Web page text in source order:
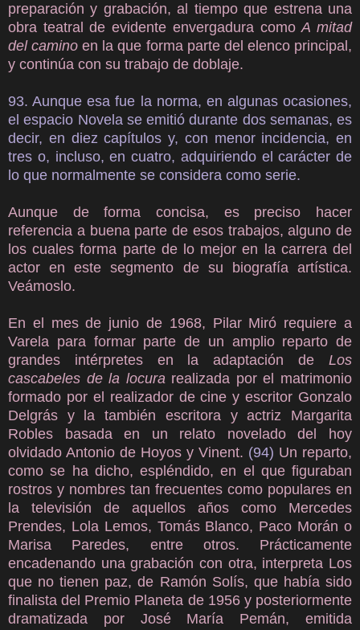
preparación y grabación, al tiempo que estrena una
obra teatral de evidente envergadura comoA mitad
del camino en la que forma parte del elenco principal,
y continúa con su trabajo de doblaje.
93. Aunque esa fue la norma, en algunas ocasiones,
el espacio Novela se emitió durante dos semanas, es
decir, en diez capítulos y, con menor incidencia, en
tres o, incluso, en cuatro, adquiriendo el carácter de
lo que normalmente se considera como serie.
Aunque de forma concisa, es preciso hacer
referencia a buena parte de esos trabajos, alguno de
los cuales forma parte de lo mejor en la carrera del
actor en este segmento de su biografía artística.
Veámoslo.
En el mes de junio de 1968, Pilar Miró requiere a
Varela para formar parte de un amplio reparto de
grandes intérpretes en la adaptación de Los
cascabeles de la locurarealizada por el matrimonio
formado por el realizador de cine y escritor Gonzalo
Delgrás y la también escritora y actriz Margarita
Robles basada en un relato novelado del hoy
olvidado Antonio de Hoyos y Vinent. (94) Un reparto,
como se ha dicho, espléndido, en el que figuraban
rostros y nombres tan frecuentes como populares en
la televisión de aquellos años como Mercedes
Prendes, Lola Lemos, Tomás Blanco, Paco Morán o
Marisa Paredes, entre otros. Prácticamente
encadenando una grabación con otra, interpreta Los
que no tienen paz, de Ramón Solís, que había sido
finalista del Premio Planeta de 1956 y posteriormente
dramatizada por José María Pemán, emitida